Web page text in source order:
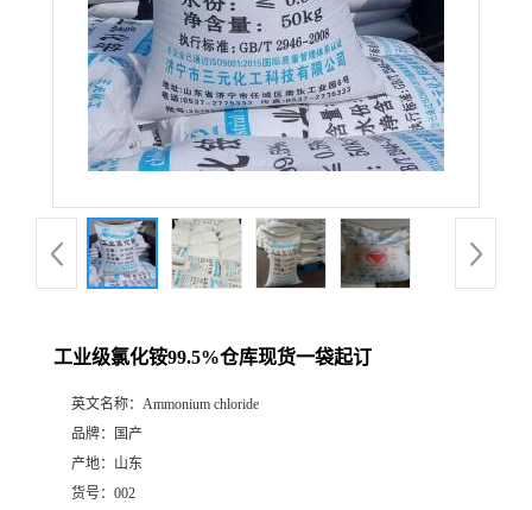
工业级氯化铵99.5%仓库现货一袋起订
英文名称： Ammonium chloride
品牌：
国产
产地： 山东
货号： 002